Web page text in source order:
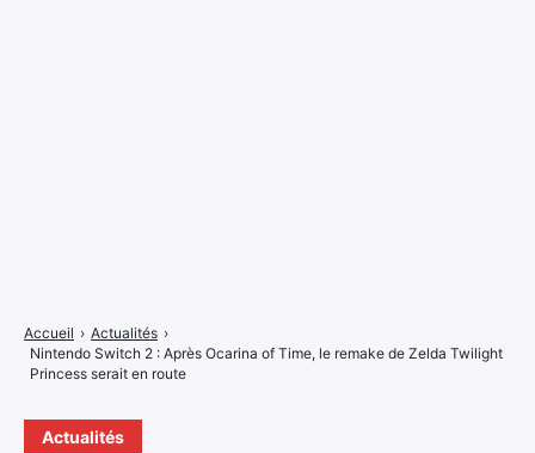
Actualités
Accueil › Actualités ›
Nintendo Switch 2 : Après Ocarina of Time, le remake de Zelda Twilight
Princess serait en route